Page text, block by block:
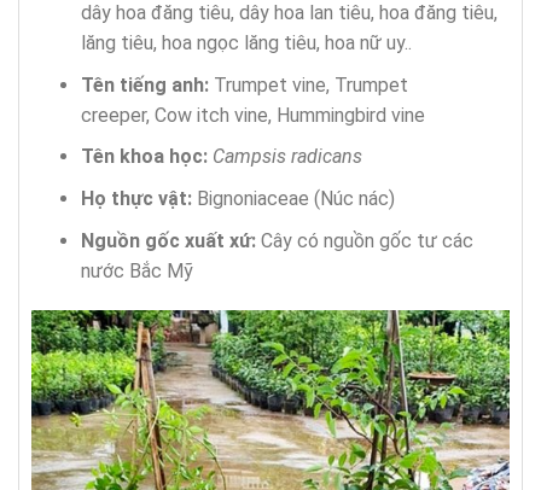
dây hoa đăng tiêu, dây hoa lan tiêu, hoa đăng tiêu,
lăng tiêu, hoa ngọc lăng tiêu, hoa nữ uy..
Tên tiếng anh:Trumpet vine, Trumpet
creeper, Cow itch vine, Hummingbird vine
Tên khoa học:Campsis radicans
Họ thực vật:Bignoniaceae (Núc nác)
Nguồn gốc xuất xứ:Cây có nguồn gốc tư các
nước Bắc Mỹ